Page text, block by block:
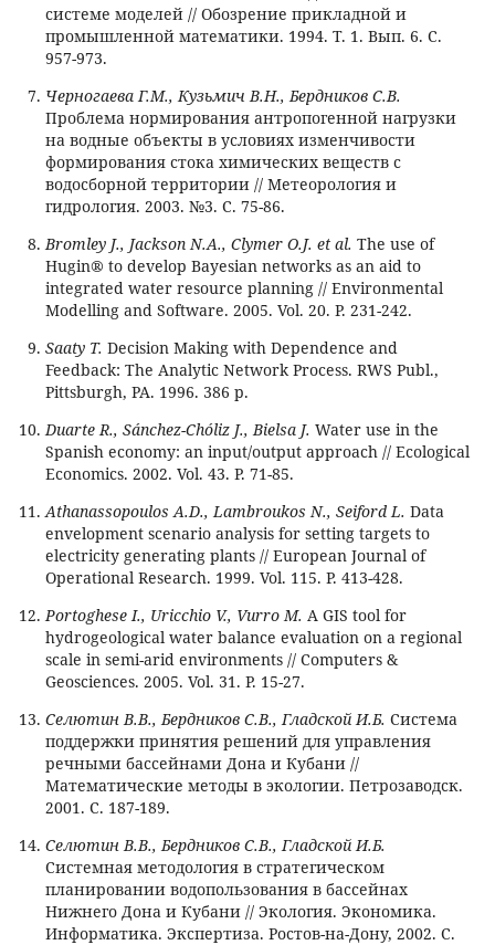
системе моделей // Обозрение прикладной и
промышленной математики. 1994. Т. 1. Вып. 6. С.
957-973.
Черногаева Г.М., Кузьмич В.Н., Бердников С.В.
Проблема нормирования антропогенной нагрузки
на водные объекты в условиях изменчивости
формирования стока химических веществ с
водосборной территории // Метеорология и
гидрология. 2003. №3. С. 75-86.
Bromley J., Jackson N.A., Clymer O.J. et al. The use of
Hugin® to develop Bayesian networks as an aid to
integrated water resource planning // Environmental
Modelling and Software. 2005. Vol. 20. P. 231-242.
Saaty T. Decision Making with Dependence and
Feedback: The Analytic Network Process. RWS Publ.,
Pittsburgh, PA. 1996. 386 p.
Duarte R., Sánchez-Chóliz J., Bielsa J. Water use in the
Spanish economy: an input/output approach // Ecological
Economics. 2002. Vol. 43. P. 71-85.
Athanassopoulos A.D., Lambroukos N., Seiford L. Data
envelopment scenario analysis for setting targets to
electricity generating plants // European Journal of
Operational Research. 1999. Vol. 115. P. 413-428.
Portoghese I., Uricchio V., Vurro M. A GIS tool for
hydrogeological water balance evaluation on a regional
scale in semi-arid environments // Computers &
Geosciences. 2005. Vol. 31. P. 15-27.
Селютин В.В., Бердников С.В., Гладской И.Б. Система
поддержки принятия решений для управления
речными бассейнами Дона и Кубани //
Математические методы в экологии. Петрозаводск.
2001. С. 187-189.
Селютин В.В., Бердников С.В., Гладской И.Б.
Системная методология в стратегическом
планировании водопользования в бассейнах
Нижнего Дона и Кубани // Экология. Экономика.
Информатика. Экспертиза. Ростов-на-Дону, 2002. С.